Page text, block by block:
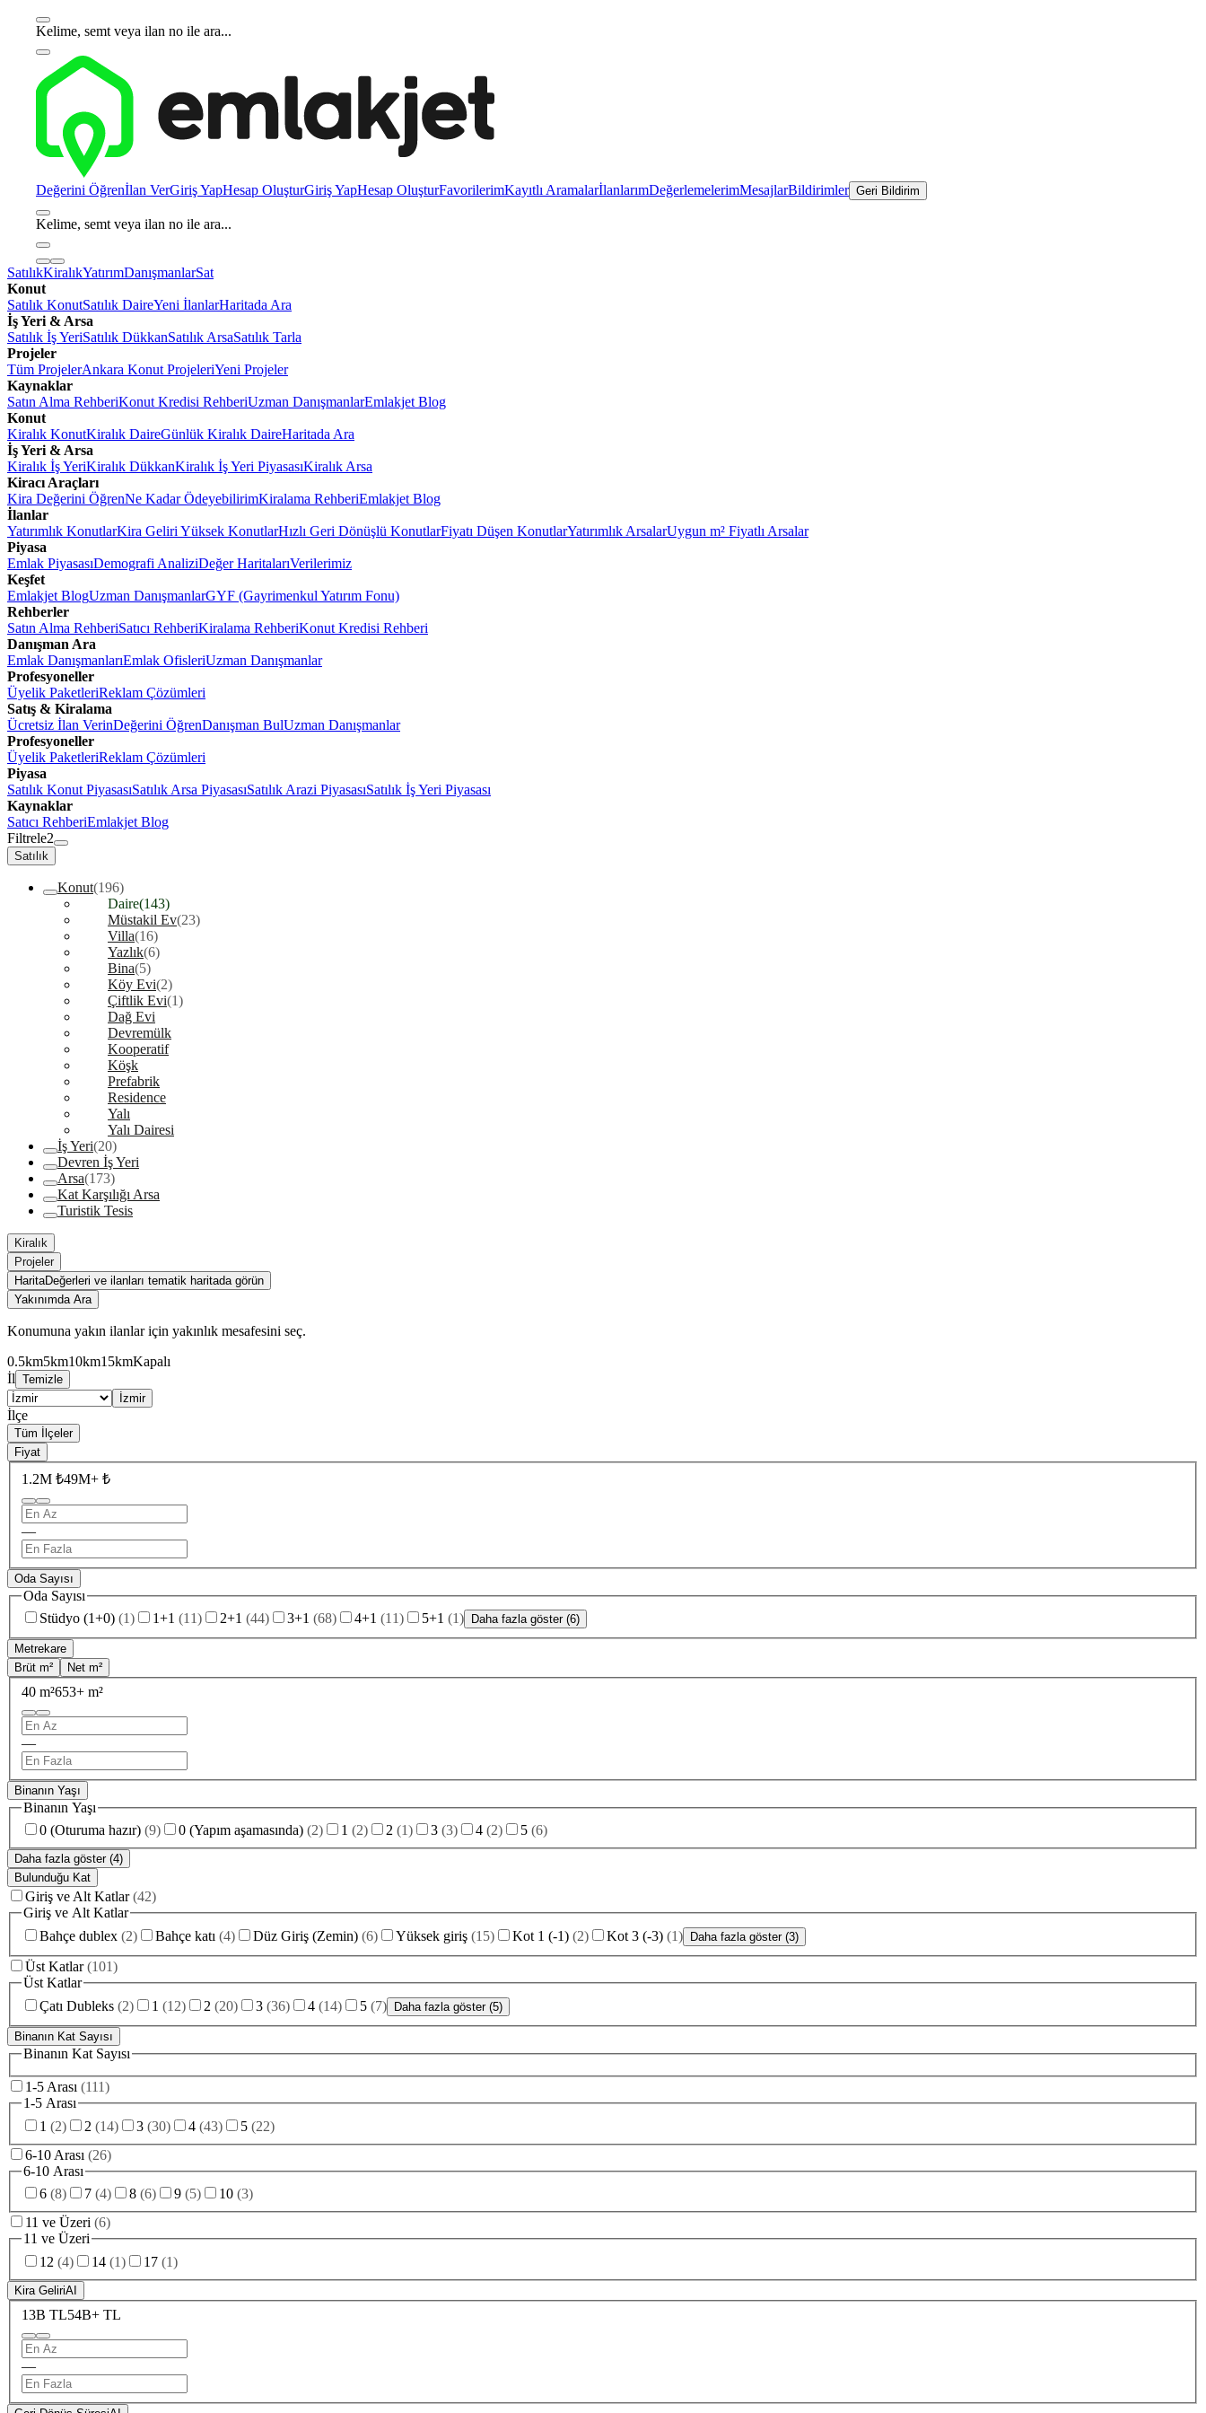
Kelime, semt veya ilan no ile ara...
Değerini Öğrenİlan VerGiriş YapHesap OluşturGiriş YapHesap OluşturFavorilerimKayıtlı AramalarİlanlarımDeğerlemelerimMesajlarBildirimler Geri Bildirim
Kelime, semt veya ilan no ile ara...
SatılıkKiralıkYatırımDanışmanlarSat
Konut
Satılık KonutSatılık DaireYeni İlanlarHaritada Ara
İş Yeri & Arsa
Satılık İş YeriSatılık DükkanSatılık ArsaSatılık Tarla
Projeler
Tüm ProjelerAnkara Konut ProjeleriYeni Projeler
Kaynaklar
Satın Alma RehberiKonut Kredisi RehberiUzman DanışmanlarEmlakjet Blog
Konut
Kiralık KonutKiralık DaireGünlük Kiralık DaireHaritada Ara
İş Yeri & Arsa
Kiralık İş YeriKiralık DükkanKiralık İş Yeri PiyasasıKiralık Arsa
Kiracı Araçları
Kira Değerini ÖğrenNe Kadar ÖdeyebilirimKiralama RehberiEmlakjet Blog
İlanlar
Yatırımlık KonutlarKira Geliri Yüksek KonutlarHızlı Geri Dönüşlü KonutlarFiyatı Düşen KonutlarYatırımlık ArsalarUygun m² Fiyatlı Arsalar
Piyasa
Emlak PiyasasıDemografi AnaliziDeğer HaritalarıVerilerimiz
Keşfet
Emlakjet BlogUzman DanışmanlarGYF (Gayrimenkul Yatırım Fonu)
Rehberler
Satın Alma RehberiSatıcı RehberiKiralama RehberiKonut Kredisi Rehberi
Danışman Ara
Emlak DanışmanlarıEmlak OfisleriUzman Danışmanlar
Profesyoneller
Üyelik PaketleriReklam Çözümleri
Satış & Kiralama
Ücretsiz İlan VerinDeğerini ÖğrenDanışman BulUzman Danışmanlar
Profesyoneller
Üyelik PaketleriReklam Çözümleri
Piyasa
Satılık Konut PiyasasıSatılık Arsa PiyasasıSatılık Arazi PiyasasıSatılık İş Yeri Piyasası
Kaynaklar
Satıcı RehberiEmlakjet Blog
Filtrele2
Satılık
Konut(196)
Daire(143)
Müstakil Ev(23)
Villa(16)
Yazlık(6)
Bina(5)
Köy Evi(2)
Çiftlik Evi(1)
Dağ Evi
Devremülk
Kooperatif
Köşk
Prefabrik
Residence
Yalı
Yalı Dairesi
İş Yeri(20)
Devren İş Yeri
Arsa(173)
Kat Karşılığı Arsa
Turistik Tesis
Kiralık
Projeler
HaritaDeğerleri ve ilanları tematik haritada görün
Yakınımda Ara
Konumuna yakın ilanlar için yakınlık mesafesini seç.
0.5km5km10km15kmKapalı
İl Temizle
İzmir
İlçe
Tüm İlçeler
Fiyat
1.2M ₺49M+ ₺
—
Oda Sayısı
Oda Sayısı
Stüdyo (1+0) (1) 1+1 (11) 2+1 (44) 3+1 (68) 4+1 (11) 5+1 (1) Daha fazla göster (6)
Metrekare
Brüt m²
Net m²
40 m²653+ m²
—
Binanın Yaşı
Binanın Yaşı
0 (Oturuma hazır) (9) 0 (Yapım aşamasında) (2) 1 (2) 2 (1) 3 (3) 4 (2) 5 (6)
Daha fazla göster (4)
Bulunduğu Kat
Giriş ve Alt Katlar (42)
Giriş ve Alt Katlar
Bahçe dublex (2) Bahçe katı (4) Düz Giriş (Zemin) (6) Yüksek giriş (15) Kot 1 (-1) (2) Kot 3 (-3) (1) Daha fazla göster (3)
Üst Katlar (101)
Üst Katlar
Çatı Dubleks (2) 1 (12) 2 (20) 3 (36) 4 (14) 5 (7) Daha fazla göster (5)
Binanın Kat Sayısı
Binanın Kat Sayısı
1-5 Arası (111)
1-5 Arası
1 (2) 2 (14) 3 (30) 4 (43) 5 (22)
6-10 Arası (26)
6-10 Arası
6 (8) 7 (4) 8 (6) 9 (5) 10 (3)
11 ve Üzeri (6)
11 ve Üzeri
12 (4) 14 (1) 17 (1)
Kira GeliriAI
13B TL54B+ TL
—